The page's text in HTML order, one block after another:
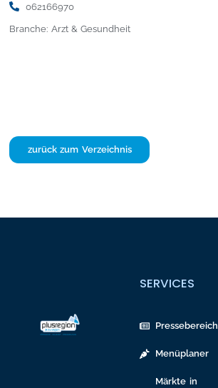
062166970
Branche: Arzt & Gesundheit
zurück zum Verzeichnis
SERVICES
Pressebereich
Menüplaner
Märkte in